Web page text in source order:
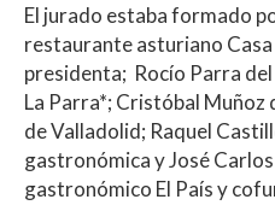
El jurado estaba formado
restaurante asturiano
presidenta; Rocío Parra
La Parra*; Cristóbal
de Valladolid; Raquel
gastronómica y José
gastronómico El País y